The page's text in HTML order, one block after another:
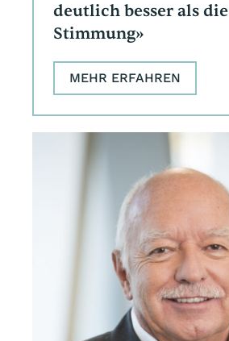
deutlich besser als die
Stimmung»
MEHR ERFAHREN